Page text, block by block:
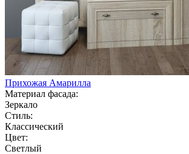
Прихожая Амарилла
Материал фасада:
Зеркало
Стиль:
Классический
Цвет:
Светлый